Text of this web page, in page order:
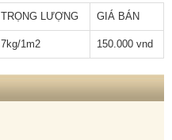
TRỌNG LƯỢNG GIÁ BÁN
7kg/1m2 150.000 vnd